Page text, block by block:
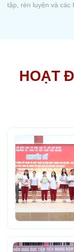
- học sinh lớp 11A9
HOẠT